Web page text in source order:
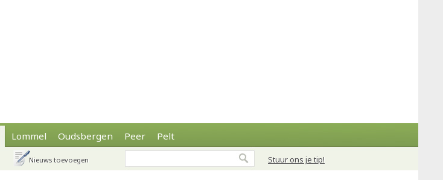
Lommel Oudsbergen Peer Pelt
Stuur ons je tip!
Nieuws toevoegen